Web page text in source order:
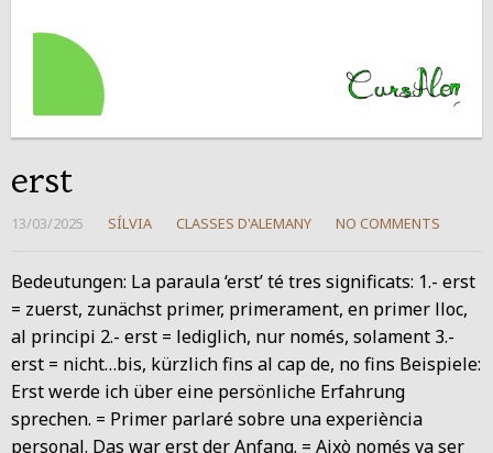
erst
13/03/2025 SÍLVIA CLASSES D'ALEMANY NO COMMENTS
Bedeutungen: La paraula ‘erst’ té tres significats: 1.- erst
= zuerst, zunächst primer, primerament, en primer lloc,
al principi 2.- erst = lediglich, nur només, solament 3.-
erst = nicht…bis, kürzlich fins al cap de, no fins Beispiele:
Erst werde ich über eine persönliche Erfahrung
sprechen. = Primer parlaré sobre una experiència
personal. Das war erst der Anfang. = Això només va ser